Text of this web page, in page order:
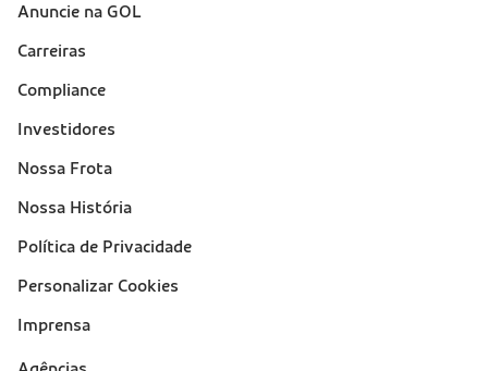
Sobre a Gol (footer)
Anuncie na GOL
Carreiras
Compliance
Investidores
Nossa Frota
Nossa História
Política de Privacidade
Personalizar Cookies
Imprensa